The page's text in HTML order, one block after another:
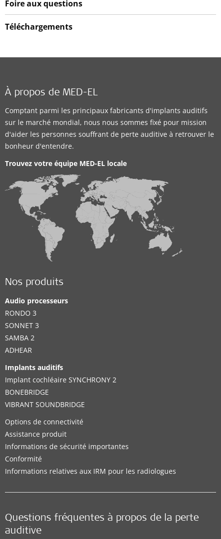
Foire aux questions
Téléchargements
À propos de MED-EL
Comptant parmi les principaux fabricants d'implants auditifs
sur le marché mondial, nous nous sommes fixé pour mission
d'aider les personnes souffrant de perte auditive à retrouver le
bonheur d'entendre.
Trouvez votre équipe MED-EL locale
Nos produits
Audio processeurs
RONDO 3
SONNET 3
SAMBA 2
ADHEAR
Implants auditifs
Implant cochléaire SYNCHRONY 2
BONEBRIDGE
VIBRANT SOUNDBRIDGE
Options de connectivité
Assistance produit
Informations de sécurité importantes
Conformité
Informations relatives aux IRM pour les radiologues
Questions fréquentes à propos de la perte
auditive